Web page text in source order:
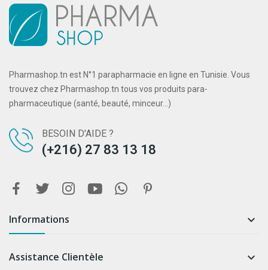
Pharmashop.tn est N°1 parapharmacie en ligne en Tunisie. Vous
trouvez chez Pharmashop.tn tous vos produits para-
pharmaceutique (santé, beauté, minceur...)
BESOIN D'AIDE ?
(+216) 27 83 13 18
Informations 
Assistance Clientèle 